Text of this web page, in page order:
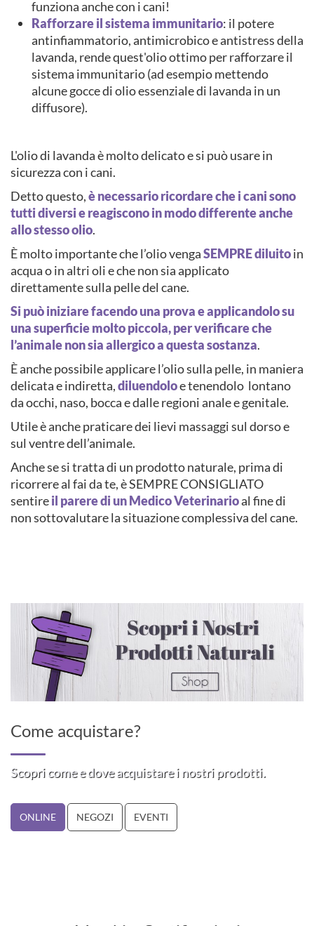
funziona anche con i cani!
Rafforzare il sistema immunitario: il potere
antinfiammatorio, antimicrobico e antistress della
lavanda, rende quest'olio ottimo per rafforzare il
sistema immunitario (ad esempio mettendo
alcune gocce di olio essenziale di lavanda in un
diffusore).
L'olio di lavanda è molto delicato e si può usare in
sicurezza con i cani.
Detto questo,è necessario ricordare che i cani sono
tutti diversi e reagiscono in modo differente anche
allo stesso olio.
È molto importante che l’olio vengaSEMPRE diluitoin
acqua o in altri oli e che non sia applicato
direttamente sulla pelle del cane.
Si può iniziare facendo una prova e applicandolo su
una superficie molto piccola, per verificare che
l’animale non sia allergico a questa sostanza.
È anche possibile applicare l’olio sulla pelle, in maniera
delicata e indiretta,diluendoloe tenendolo lontano
da occhi, naso, bocca e dalle regioni anale e genitale.
Utile è anche praticare dei lievi massaggi sul dorso e
sul ventre dell’animale.
Anche se si tratta di un prodotto naturale, prima di
ricorrere al fai da te, è SEMPRE CONSIGLIATO
sentireil parere di un Medico Veterinarioal fine di
non sottovalutare la situazione complessiva del cane.
Come acquistare?
Scopri come e dove acquistare i nostri prodotti.
ONLINE NEGOZI EVENTI